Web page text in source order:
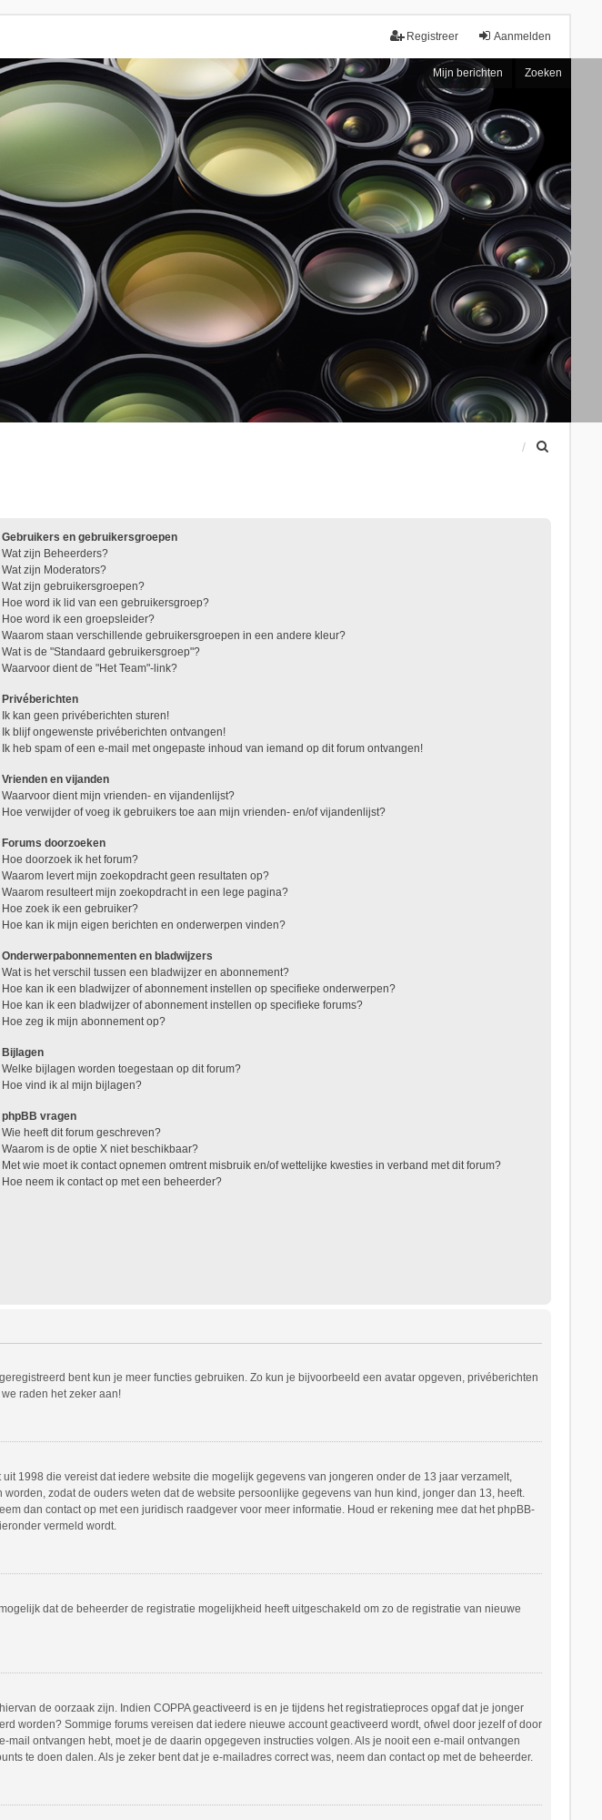
Aanmelden
Registreer
Mijn berichten Zoeken
Gebruikers en gebruikersgroepen
Wat zijn Beheerders?
Wat zijn Moderators?
Wat zijn gebruikersgroepen?
Hoe word ik lid van een gebruikersgroep?
Hoe word ik een groepsleider?
Waarom staan verschillende gebruikersgroepen in een andere kleur?
Wat is de "Standaard gebruikersgroep"?
Waarvoor dient de "Het Team"-link?
Privéberichten
Ik kan geen privéberichten sturen!
Ik blijf ongewenste privéberichten ontvangen!
Ik heb spam of een e-mail met ongepaste inhoud van iemand op dit forum ontvangen!
Vrienden en vijanden
Waarvoor dient mijn vrienden- en vijandenlijst?
Hoe verwijder of voeg ik gebruikers toe aan mijn vrienden- en/of vijandenlijst?
Forums doorzoeken
Hoe doorzoek ik het forum?
Waarom levert mijn zoekopdracht geen resultaten op?
Waarom resulteert mijn zoekopdracht in een lege pagina?
Hoe zoek ik een gebruiker?
Hoe kan ik mijn eigen berichten en onderwerpen vinden?
Onderwerpabonnementen en bladwijzers
Wat is het verschil tussen een bladwijzer en abonnement?
Hoe kan ik een bladwijzer of abonnement instellen op specifieke onderwerpen?
Hoe kan ik een bladwijzer of abonnement instellen op specifieke forums?
Hoe zeg ik mijn abonnement op?
Bijlagen
Welke bijlagen worden toegestaan op dit forum?
Hoe vind ik al mijn bijlagen?
phpBB vragen
Wie heeft dit forum geschreven?
Waarom is de optie X niet beschikbaar?
Met wie moet ik contact opnemen omtrent misbruik en/of wettelijke kwesties in verband met dit forum?
Hoe neem ik contact op met een beheerder?
bent kun je meer functies gebruiken. Zo kun je bijvoorbeeld een avatar opgeven, privéberichten
raden het zeker aan!
1998 die vereist dat iedere website die mogelijk gegevens van jongeren onder de 13 jaar verzamelt,
zodat de ouders weten dat de website persoonlijke gegevens van hun kind, jonger dan 13, heeft.
dan contact op met een juridisch raadgever voor meer informatie. Houd er rekening mee dat het phpBB-
vermeld wordt.
dat de beheerder de registratie mogelijkheid heeft uitgeschakeld om zo de registratie van nieuwe
de oorzaak zijn. Indien COPPA geactiveerd is en je tijdens het registratieproces opgaf dat je jonger
worden? Sommige forums vereisen dat iedere nieuwe account geactiveerd wordt, ofwel door jezelf of door
ontvangen hebt, moet je de daarin opgegeven instructies volgen. Als je nooit een e-mail ontvangen
te doen dalen. Als je zeker bent dat je e-mailadres correct was, neem dan contact op met de beheerder.